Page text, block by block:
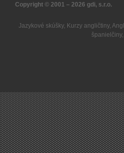
Copyright © 2001 – 2026 gdi, s.r.o.
Jazykové skúšky, Kurzy angličtiny,
španielčiny,